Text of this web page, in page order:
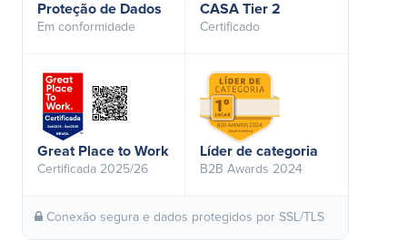
Proteção de Dados
Em conformidade
CASA Tier 2
Certificado
Great Place to Work
Certificada 2025/26
Líder de categoria
B2B Awards 2024
Conexão segura e dados protegidos por SSL/TLS